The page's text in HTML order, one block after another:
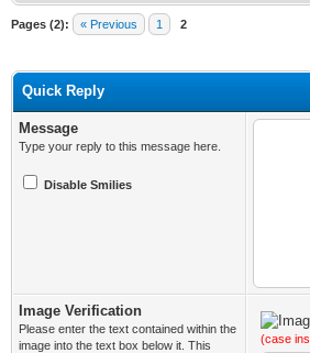
Pages (2): « Previous 1 2
Quick Reply
Message
Type your reply to this message here.
Disable Smilies
Image Verification
Please enter the text contained within the
image into the text box below it. This
(case